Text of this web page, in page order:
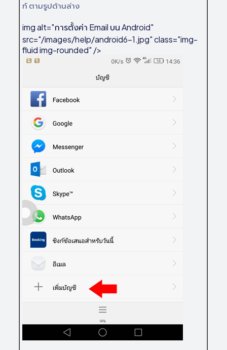
ท์ ตามรูปด้านล่าง
img alt="การตั้งค่า Email บน Android"
src="/images/help/android6-1.jpg" class="img-
fluid img-rounded" />